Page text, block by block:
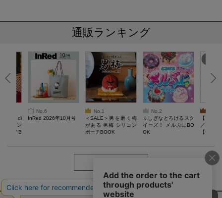
通販ランキング
di
ティン
ポーチB
No.6
InRed 2026年10月号
No.1
＜SALE＞男を磨く梅
がある 男梅 シリコン
ポーチBOOK
No.2
ふしぎなとろけるスク
イーズ！ メルぷにBO
OK
【
／Lサイ
【一般
ウェア
ク・ロ